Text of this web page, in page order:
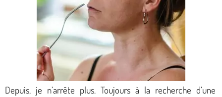
Depuis, je n’arrête plus. Toujours à la recherche d’une